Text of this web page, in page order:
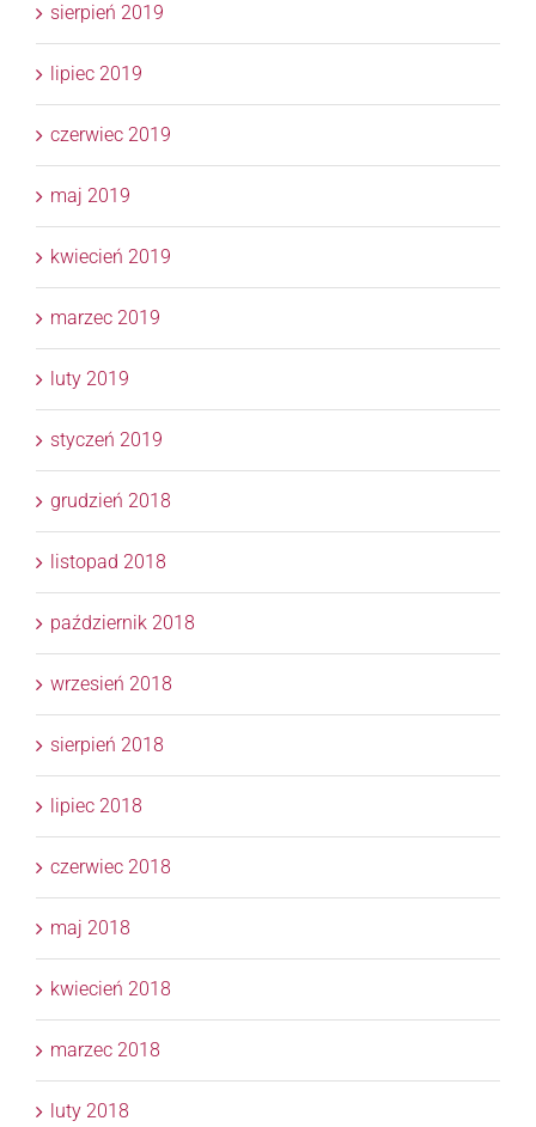
sierpień 2019
lipiec 2019
czerwiec 2019
maj 2019
kwiecień 2019
marzec 2019
luty 2019
styczeń 2019
grudzień 2018
listopad 2018
październik 2018
wrzesień 2018
sierpień 2018
lipiec 2018
czerwiec 2018
maj 2018
kwiecień 2018
marzec 2018
luty 2018